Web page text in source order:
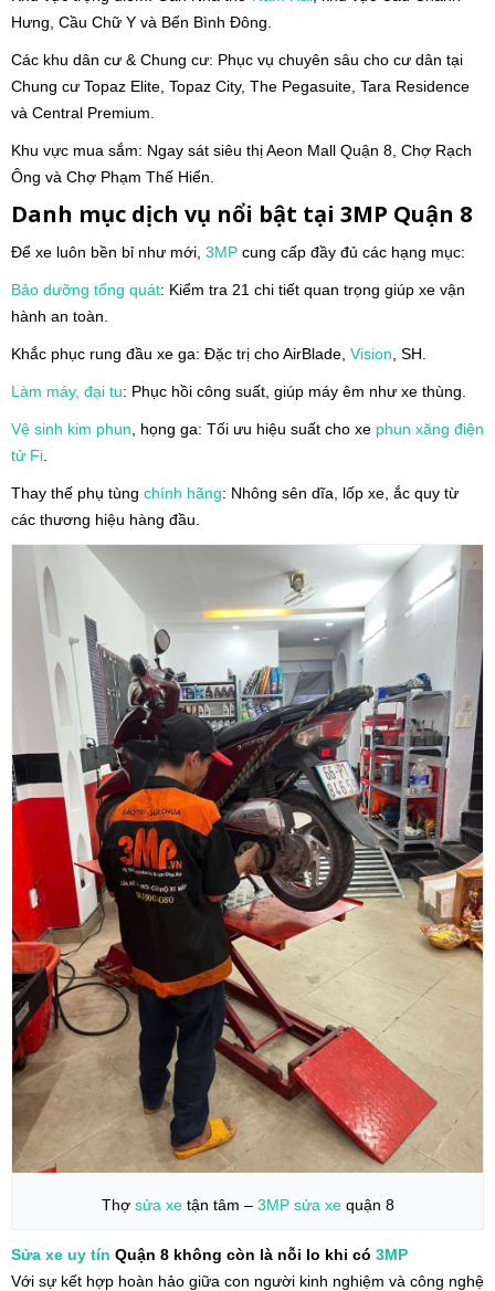
Hưng, Cầu Chữ Y và Bến Bình Đông.
Các khu dân cư & Chung cư: Phục vụ chuyên sâu cho cư dân tại
Chung cư Topaz Elite, Topaz City, The Pegasuite, Tara Residence
và Central Premium.
Khu vực mua sắm: Ngay sát siêu thị Aeon Mall Quận 8, Chợ Rạch
Ông và Chợ Phạm Thế Hiển.
Danh mục dịch vụ nổi bật tại 3MP Quận 8
Để xe luôn bền bỉ như mới, 3MP cung cấp đầy đủ các hạng mục:
Bảo dưỡng tổng quát: Kiểm tra 21 chi tiết quan trọng giúp xe vận
hành an toàn.
Khắc phục rung đầu xe ga: Đặc trị cho AirBlade, Vision , SH.
Làm máy, đại tu: Phục hồi công suất, giúp máy êm như xe thùng.
Vệ sinh kim phun , họng ga: Tối ưu hiệu suất cho xe phun xăng điện
tử Fi
Thay thế phụ tùng chính hãng: Nhông sên dĩa, lốp xe, ắc quy từ
các thương hiệu hàng đầu.
Thợ sửa xetận tâm – 3MP sửa xequận 8
Sửa xe uy tín Quận 8 không còn là nỗi lo khi có 3MP
Với sự kết hợp hoàn hảo giữa con người kinh nghiệm và công nghệ